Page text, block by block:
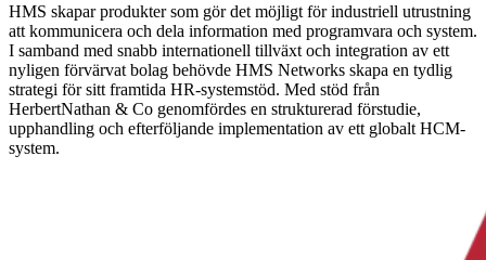
HMS skapar produkter som gör det möjligt för industriell utrustning
att kommunicera och dela information med programvara och system.
I samband med snabb internationell tillväxt och integration av ett
nyligen förvärvat bolag behövde HMS Networks skapa en tydlig
strategi för sitt framtida HR-systemstöd. Med stöd från
HerbertNathan & Co genomfördes en strukturerad förstudie,
upphandling och efterföljande implementation av ett globalt HCM-
system.